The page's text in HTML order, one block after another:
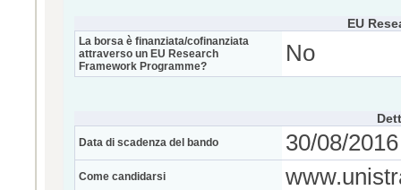
EU
La borsa è finanziata/cofinanziata
attraverso un EU Research
Framework Programme?
No
Data di scadenza del bando 30/08/
Come candidarsi